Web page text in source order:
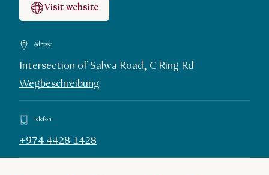
Visit website
Adresse
Intersection of Salwa Road, C Ring Rd
Wegbeschreibung
Telefon
+974 4428 1428